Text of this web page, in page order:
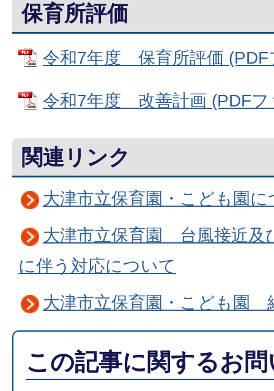
保育所評価
令和7年度 保育所評価 (PDF
令和7年度 改善計画 (PDFフ
関連リンク
大津市立保育園・こども園に
大津市立保育園 台風接近及
に伴う対応について
大津市立保育園・こども園
この記事に関するお